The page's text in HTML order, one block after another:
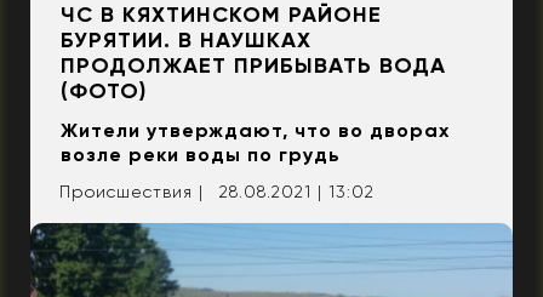
ЧС В КЯХТИНСКОМ РАЙОНЕ
БУРЯТИИ. В НАУШКАХ
ПРОДОЛЖАЕТ ПРИБЫВАТЬ ВОДА
(ФОТО)
Жители утверждают, что во дворах
возле реки воды по грудь
Происшествия | 28.08.2021 | 13:02